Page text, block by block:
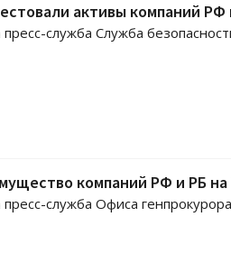
активы компаний РФ
служба Служба
компаний РФ и РБ на
служба Офиса